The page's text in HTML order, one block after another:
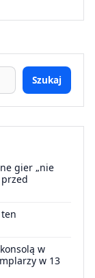
Szukaj
gier „nie
w
w 13